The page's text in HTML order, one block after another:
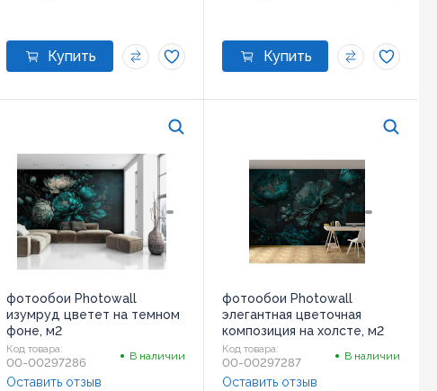
фотообои Photowall
изумруд цветет на темном
фоне, м2
Код товара:
00-00297286 В наличии
Оставить отзыв
фотообои Photowall
элегантная цветочная
композиция на холсте, м2
Код товара:
00-00297287 В наличии
Оставить отзыв